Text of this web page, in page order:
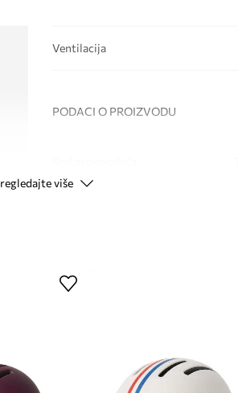
Ventilacija
PODACI O PROIZVODU
ID Proizvoda
više